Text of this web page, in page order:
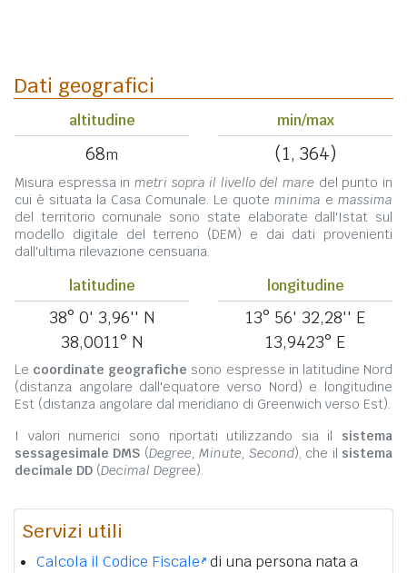
Dati geografici
altitudine
68m
min/max
(1, 364)
Misura espressa in metri sopra il livello del mare del punto in
cui è situata la Casa Comunale. Le quote minima e massima
del territorio comunale sono state elaborate dall'Istat sul
modello digitale del terreno (DEM) e dai dati provenienti
dall'ultima rilevazione censuaria.
latitudine
38° 0' 3,96'' N
38,0011° N
longitudine
13° 56' 32,28'' E
13,9423° E
Le coordinate geografiche sono espresse in latitudine Nord
(distanza angolare dall'equatore verso Nord) e longitudine
Est (distanza angolare dal meridiano di Greenwich verso Est).
I valori numerici sono riportati utilizzando sia il sistema
sessagesimale DMS (Degree, Minute, Second), che il sistema
decimale DD (Decimal Degree).
Servizi utili
Calcola il Codice Fiscale di una persona nata a